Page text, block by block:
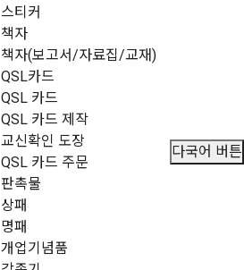
스티커
책자
책자(보고서/자료집/교재)
QSL카드
QSL 카드
QSL 카드 제작
교신확인 도장
QSL 카드 주문
판촉물
상패
명패
개업기념품
다국어 버튼